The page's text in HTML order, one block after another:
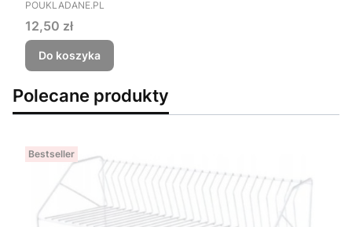
POUKLADANE.PL
Cena
12,50 zł
Do koszyka
Polecane produkty
Bestseller